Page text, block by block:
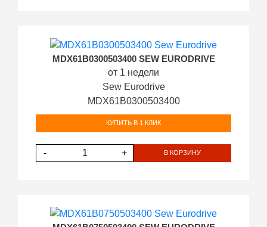
MDX61B0300503400 SEW EURODRIVE
от 1 недели
Sew Eurodrive
MDX61B0300503400
КУПИТЬ В 1 КЛИК
- + В КОРЗИНУ